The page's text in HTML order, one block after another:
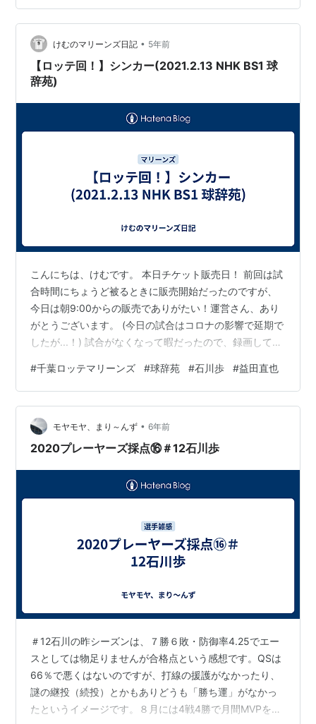
昇格したのはいい意味で予想を裏切る活躍でした。「こ
のまま終わってしまうのか？」と心配してたけど開花し
てくれ本当に良かった。実績もついたので来期もこのポ
ジションなのだろうけど個人的には先発に回っ…
けむのマリーンズ日記 • 5年前
【ロッテ回！】シンカー(2021.2.13 NHK BS1 球
辞苑)
こんにちは、けむです。 本日チケット販売日！ 前回は試
合時間にちょうど被るときに販売開始だったのですが、
今日は朝9:00からの販売でありがたい！運営さん、あり
がとうございます。 (今日の試合はコロナの影響で延期で
したが...！) 試合がなくなって暇だったので、録画してい
カー」の回はVTR登場が石川と益田でロッテ回でしたね
～！！ (ゲストも里崎！) 配球や球の握り方など、勉強に
なったので以下記録に残しておきます～。 2020年 シン
カー被打率ランキング 1位 石川(ロ) .184 2位 東浜(ソ)
.190 3位 青柳(阪) .196 …
#千葉ロッテマリーンズ #球辞苑 #石川歩 #益田直也
モヤモヤ、まり～んず • 6年前
2020プレーヤーズ採点⑯＃12石川歩
＃12石川の昨シーズンは、７勝６敗・防御率4.25でエー
スとしては物足りませんが合格点という感想です。QSは
66％で悪くはないのですが、打線の援護がなかったり、
謎の継投（続投）とかもありどうも「勝ち運」がなかっ
たというイメージです。８月には4戦4勝で月間MVPを獲